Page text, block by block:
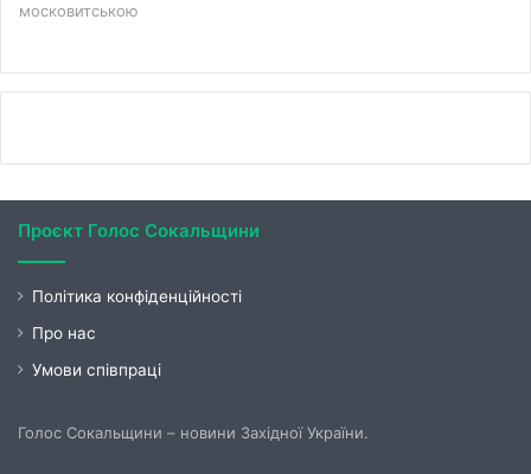
московитською
Проєкт Голос Сокальщини
Політика конфіденційності
Про нас
Умови співпраці
Голос Сокальщини – новини Західної України.